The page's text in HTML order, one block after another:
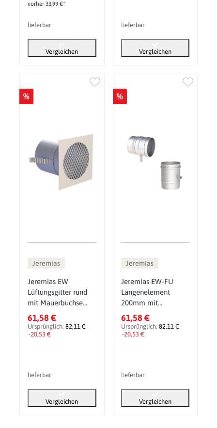
vorher 33,99 €*
lieferbar
Vergleichen
lieferbar
Vergleichen
%
Jeremias
Jeremias EW
Lüftungsgitter rund
mit Mauerbuchse
und Krallen mit
Schiebestutzen
61,58 €
Ursprünglich: 82,11 €
-20,53 €
lieferbar
Vergleichen
%
Jeremias
Jeremias EW-FU
Längenelement
200mm mit
Kondensatfalle und
1/2 Zoll Nippel
61,58 €
Ursprünglich:82,11 €
-20,53 €
lieferbar
Vergleichen